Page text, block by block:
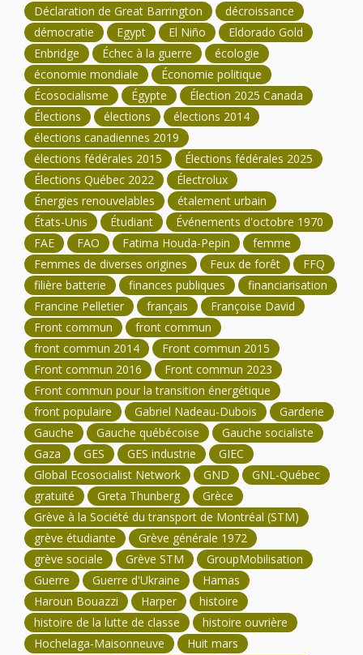
Déclaration de Great Barrington
décroissance
démocratie
Egypt El Niño
Eldorado Gold
Enbridge
Échec à la guerre
écologie
économie mondiale
Économie politique
Écosocialisme
Égypte
Élection 2025 Canada
Élections
élections
élections 2014
élections canadiennes 2019
élections fédérales 2015
Élections fédérales 2025
Élections Québec 2022
Électrolux
Énergies renouvelables
étalement urbain
États-Unis
Étudiant
Événements d'octobre 1970
FAE
FAO Fatima Houda-Pepin
femme
Femmes de diverses origines
Feux de forêt
FFQ
filière batterie
finances publiques
financiarisation
Francine Pelletier
français
Françoise David
Front commun
front commun
front commun 2014
Front commun 2015
Front commun 2016
Front commun 2023
Front commun pour la transition énergétique
front populaire
Gabriel Nadeau-Dubois
Garderie
Gauche
Gauche québécoise
Gauche socialiste
Gaza
GES GES industrie
GIEC
Global Ecosocialist Network
GND
GNL-Québec
gratuité
Greta Thunberg
Grèce
Grève à la Société du transport de Montréal (STM)
grève étudiante
Grève générale 1972
grève sociale
Grève STM
GroupMobilisation
Guerre
Guerre d'Ukraine
Hamas
Haroun Bouazzi
Harper
histoire
histoire de la lutte de classe
histoire ouvrière
Hochelaga-Maisonneuve
Huit mars